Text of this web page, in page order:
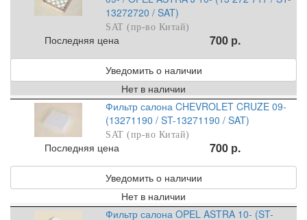
13272720 / SAT)
SAT (пр-во Китай)
Последняя цена 700 р.
Уведомить о наличии
Нет в наличии
Фильтр салона CHEVROLET CRUZE 09-
(13271190 / ST-13271190 / SAT)
SAT (пр-во Китай)
Последняя цена 700 р.
Уведомить о наличии
Нет в наличии
Фильтр салона OPEL ASTRA 10- (ST-